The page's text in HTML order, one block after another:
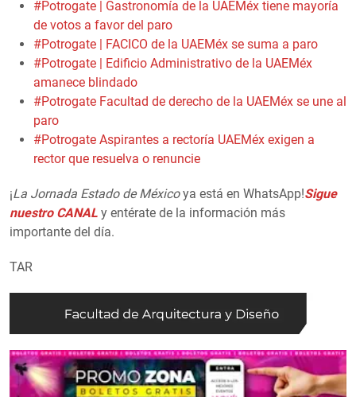
#Potrogate | Gastronomía de la UAEMéx tiene mayoría
de votos a favor del paro
#Potrogate | FACICO de la UAEMéx se suma a paro
#Potrogate | Edificio Administrativo de la UAEMéx
amanece blindado
#Potrogate Facultad de derecho de la UAEMéx se une al
paro
#Potrogate Aspirantes a rectoría UAEMéx exigen a
rector que resuelva o renuncie
¡La Jornada Estado de Méxicoya está en WhatsApp!Sigue
nuestro CANAL y entérate de la información más
importante del día.
TAR